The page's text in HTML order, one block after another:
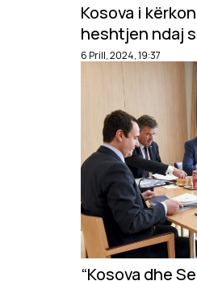
Kosova i
heshtjen ndaj
6 Prill, 2024, 19:37
“Kosova dhe